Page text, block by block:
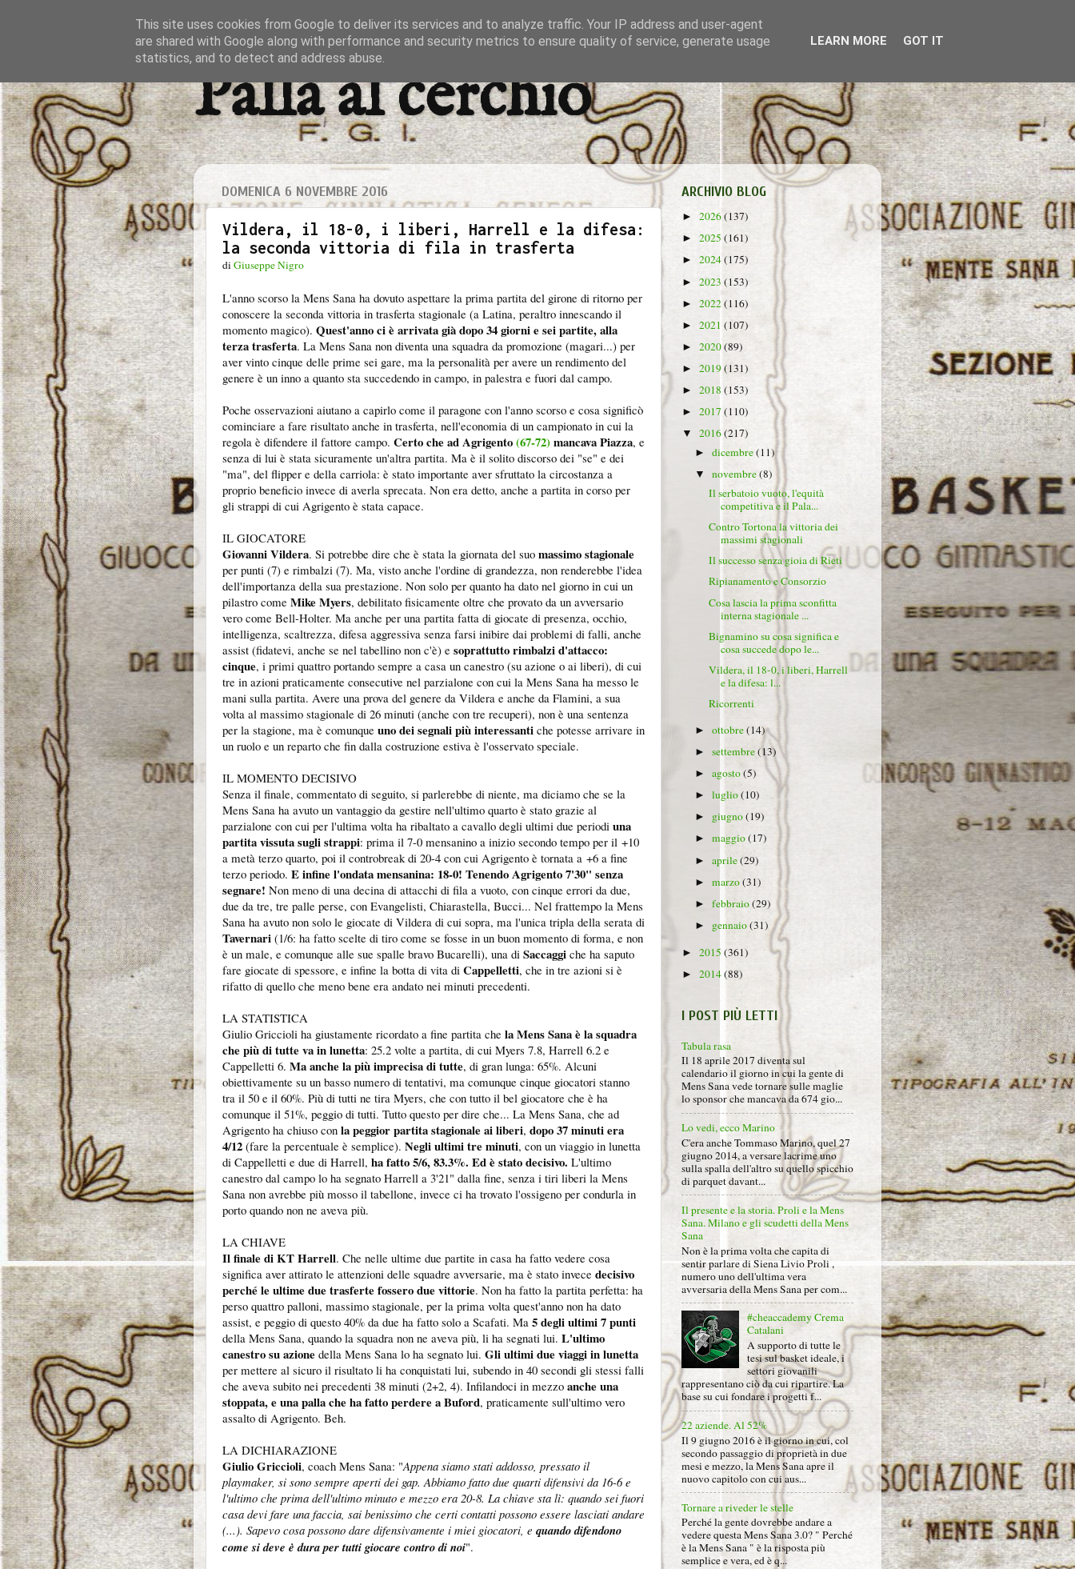
Palla al cerchio
DOMENICA 6 NOVEMBRE 2016
Vildera, il 18-0, i liberi, Harrell e la difesa:
la seconda vittoria di fila in trasferta
diGiuseppe Nigro
L'anno scorso la Mens Sana ha dovuto aspettare la prima partita del girone di ritorno per
conoscere la seconda vittoria in trasferta stagionale (a Latina, peraltro innescando il
momento magico). Quest'anno ci è arrivata già dopo 34 giorni e sei partite, alla
terza trasferta. La Mens Sana non diventa una squadra da promozione (magari...) per
aver vinto cinque delle prime sei gare, ma la personalità per avere un rendimento del
genere è un inno a quanto sta succedendo in campo, in palestra e fuori dal campo.
Poche osservazioni aiutano a capirlo come il paragone con l'anno scorso e cosa significò
cominciare a fare risultato anche in trasferta, nell'economia di un campionato in cui la
regola è difendere il fattore campo. Certo che ad Agrigento(67-72)mancava Piazza, e
senza di lui è stata sicuramente un'altra partita. Ma è il solito discorso dei "se" e dei
"ma", del flipper e della carriola: è stato importante aver sfruttato la circostanza a
proprio beneficio invece di averla sprecata. Non era detto, anche a partita in corso per
gli strappi di cui Agrigento è stata capace.
IL GIOCATORE
Giovanni Vildera. Si potrebbe dire che è stata la giornata del suo massimo stagionale
per punti (7) e rimbalzi (7). Ma, visto anche l'ordine di grandezza, non renderebbe l'idea
dell'importanza della sua prestazione. Non solo per quanto ha dato nel giorno in cui un
pilastro come Mike Myers, debilitato fisicamente oltre che provato da un avversario
vero come Bell-Holter. Ma anche per una partita fatta di giocate di presenza, occhio,
intelligenza, scaltrezza, difesa aggressiva senza farsi inibire dai problemi di falli, anche
assist (fidatevi, anche se nel tabellino non c'è) e soprattutto rimbalzi d'attacco:
cinque, i primi quattro portando sempre a casa un canestro (su azione o ai liberi), di cui
tre in azioni praticamente consecutive nel parzialone con cui la Mens Sana ha messo le
mani sulla partita. Avere una prova del genere da Vildera e anche da Flamini, a sua
volta al massimo stagionale di 26 minuti (anche con tre recuperi), non è una sentenza
per la stagione, ma è comunque uno dei segnali più interessanti che potesse arrivare in
un ruolo e un reparto che fin dalla costruzione estiva è l'osservato speciale.
IL MOMENTO DECISIVO
Senza il finale, commentato di seguito, si parlerebbe di niente, ma diciamo che se la
Mens Sana ha avuto un vantaggio da gestire nell'ultimo quarto è stato grazie al
parzialone con cui per l'ultima volta ha ribaltato a cavallo degli ultimi due periodi una
partita vissuta sugli strappi: prima il 7-0 mensanino a inizio secondo tempo per il +10
a metà terzo quarto, poi il controbreak di 20-4 con cui Agrigento è tornata a +6 a fine
terzo periodo. E infine l'ondata mensanina: 18-0! Tenendo Agrigento 7'30" senza
segnare! Non meno di una decina di attacchi di fila a vuoto, con cinque errori da due,
due da tre, tre palle perse, con Evangelisti, Chiarastella, Bucci... Nel frattempo la Mens
Sana ha avuto non solo le giocate di Vildera di cui sopra, ma l'unica tripla della serata di
Tavernari (1/6: ha fatto scelte di tiro come se fosse in un buon momento di forma, e non
è un male, e comunque alle sue spalle bravo Bucarelli), una di Saccaggi che ha saputo
fare giocate di spessore, e infine la botta di vita di Cappelletti, che in tre azioni si è
rifatto di quello che meno bene era andato nei minuti precedenti.
LA STATISTICA
Giulio Griccioli ha giustamente ricordato a fine partita che la Mens Sana è la squadra
che più di tutte va in lunetta: 25.2 volte a partita, di cui Myers 7.8, Harrell 6.2 e
Cappelletti 6. Ma anche la più imprecisa di tutte, di gran lunga: 65%. Alcuni
obiettivamente su un basso numero di tentativi, ma comunque cinque giocatori stanno
tra il 50 e il 60%. Più di tutti ne tira Myers, che con tutto il bel giocatore che è ha
comunque il 51%, peggio di tutti. Tutto questo per dire che... La Mens Sana, che ad
Agrigento ha chiuso con la peggior partita stagionale ai liberi, dopo 37 minuti era
4/12 (fare la percentuale è semplice). Negli ultimi tre minuti, con un viaggio in lunetta
di Cappelletti e due di Harrell, ha fatto 5/6, 83.3%. Ed è stato decisivo. L'ultimo
canestro dal campo lo ha segnato Harrell a 3'21" dalla fine, senza i tiri liberi la Mens
Sana non avrebbe più mosso il tabellone, invece ci ha trovato l'ossigeno per condurla in
porto quando non ne aveva più.
LA CHIAVE
Il finale di KT Harrell. Che nelle ultime due partite in casa ha fatto vedere cosa
significa aver attirato le attenzioni delle squadre avversarie, ma è stato invece decisivo
perché le ultime due trasferte fossero due vittorie. Non ha fatto la partita perfetta: ha
perso quattro palloni, massimo stagionale, per la prima volta quest'anno non ha dato
assist, e peggio di questo 40% da due ha fatto solo a Scafati. Ma 5 degli ultimi 7 punti
della Mens Sana, quando la squadra non ne aveva più, li ha segnati lui. L'ultimo
canestro su azione della Mens Sana lo ha segnato lui. Gli ultimi due viaggi in lunetta
per mettere al sicuro il risultato li ha conquistati lui, subendo in 40 secondi gli stessi falli
che aveva subito nei precedenti 38 minuti (2+2, 4). Infilandoci in mezzo anche una
stoppata, e una palla che ha fatto perdere a Buford, praticamente sull'ultimo vero
assalto di Agrigento. Beh.
LA DICHIARAZIONE
Giulio Griccioli, coach Mens Sana: "Appena siamo stati addosso, pressato il
playmaker, si sono sempre aperti dei gap. Abbiamo fatto due quarti difensivi da 16-6 e
l'ultimo che prima dell'ultimo minuto e mezzo era 20-8. La chiave sta lì: quando sei fuori
casa devi fare una faccia, sai benissimo che certi contatti possono essere lasciati andare
(...). Sapevo cosa possono dare difensivamente i miei giocatori, e quando difendono
come si deve è dura per tutti giocare contro di noi".
ARCHIVIO BLOG
► 2026(137)
► 2025 (161)
► 2024(175)
► 2023 (153)
► 2022(116)
► 2021 (107)
► 2020(89)
► 2019(131)
► 2018 (153)
► 2017 (110)
▼ 2016(217)
►dicembre(11)
▼novembre(8)
Il serbatoio vuoto, l'equità
competitiva e il Pala...
Contro Tortona la vittoria dei
massimi stagionali
Il successo senza gioia di Rieti
Ripianamento e Consorzio
Cosa lascia la prima sconfitta
interna stagionale ...
Bignamino su cosa significa e
cosa succede dopo le...
Vildera, il 18-0, i liberi, Harrell
e la difesa: l...
Ricorrenti
►ottobre(14)
►settembre(13)
►agosto(5)
►luglio(10)
► giugno(19)
►maggio(17)
►aprile(29)
►marzo(31)
►febbraio(29)
► gennaio(31)
► 2015 (361)
► 2014(88)
I POST PIÙ LETTI
Tabula rasa
Il 18 aprile 2017 diventa sul
calendario il giorno in cui la gente di
Mens Sana vede tornare sulle maglie
lo sponsor che mancava da 674 gio...
Lo vedi, ecco Marino
C'era anche Tommaso Marino, quel 27
giugno 2014, a versare lacrime uno
sulla spalla dell'altro su quello spicchio
di parquet davant...
Il presente e la storia. Proli e la Mens
Sana. Milano e gli scudetti della Mens
Sana
Non è la prima volta che capita di
sentir parlare di Siena Livio Proli ,
numero uno dell'ultima vera
avversaria della Mens Sana per com...
#cheaccademy Crema
Catalani
A supporto di tutte le
tesi sul basket ideale, i
settori giovanili
rappresentano ciò da cui ripartire. La
base su cui fondare i progetti f...
22 aziende. Al 52%
Il 9 giugno 2016 è il giorno in cui, col
secondo passaggio di proprietà in due
mesi e mezzo, la Mens Sana apre il
nuovo capitolo con cui aus...
Tornare a riveder le stelle
Perché la gente dovrebbe andare a
vedere questa Mens Sana 3.0? " Perché
è la Mens Sana " è la risposta più
semplice e vera, ed è q...
This site uses cookies from Google to deliver its services and to analyze traffic. Your IP address and user-agent
are shared with Google along with performance and security metrics to ensure quality of service, generate usage
statistics, and to detect and address abuse.
LEARN MORE GOT IT